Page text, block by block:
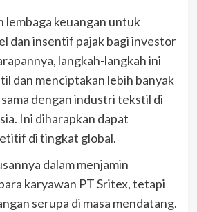
lembaga keuangan untuk
dan insentif pajak bagi investor
langkah-langkah ini
dan menciptakan lebih banyak
dengan industri tekstil di
Ini diharapkan dapat
di tingkat global.
dalam menjamin
karyawan PT Sritex, tetapi
serupa di masa mendatang.